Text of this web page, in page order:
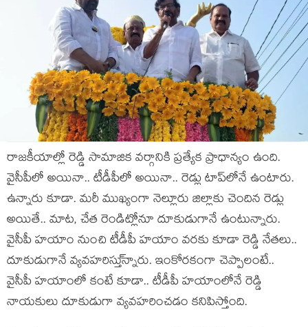
రాజ‌కీయాల్లో రెడ్డి సామాజిక వ‌ర్గానికి ప్ర‌త్యేక ప్రాధాన్యం ఉంది.
వైసీపీలో అయినా.. టీడీపీలో అయినా.. రెడ్లు టాప్‌లోనే ఉంటారు.
ఉన్నారు కూడా. మ‌రీ ముఖ్యంగా నెల్లూరు జిల్లాకు చెందిన రెడ్లు
అయితే.. మాట‌, చేత రెండిట్లోనూ దూకుడుగానే ఉంటున్నారు.
వైసీపీ హ‌యాం నుంచి టీడీపీ హ‌యాం వ‌ర‌కు కూడా రెడ్డి నేత‌లు..
దూకుడుగానే వ్య‌వ‌హ‌రిస్తు్న్నారు. ఇంకోర‌కంగా చెప్పాలంటే..
వైసీపీ హ‌యాంలో కంటే కూడా.. టీడీపీ హ‌యాంలోనే రెడ్డి
నాయ‌కులు దూకుడుగా వ్య‌వ‌హ‌రించ‌డం క‌నిపిస్తోంది.